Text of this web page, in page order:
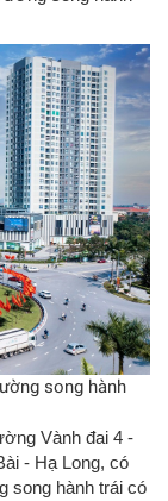
song hành
Vành đai 4 -
- Hạ Long, có
song hành trái có